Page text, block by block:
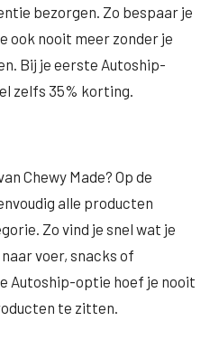
bezorgen. Zo bespaar je
ook nooit meer zonder je
Bij je eerste Autoship-
zelfs 35% korting.
Chewy Made? Op de
alle producten
Zo vind je snel wat je
voer, snacks of
Autoship-optie hoef je nooit
te zitten.